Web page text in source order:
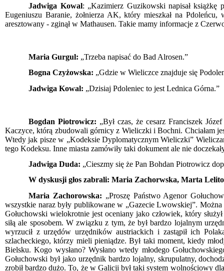
Jadwiga Kowal: „Kazimierz Guzikowski napisał
Eugeniuszu Baranie, żołnierza AK, który mieszkał na
aresztowany - zginął w Mathausen. Takie mamy informacje z
Maria Gurgul: „Trzeba napisać do Bad Alrosen.”
Bogna Czyżowska: „Gdzie w Wieliczce znajduje się
Jadwiga Kowal: „Dzisiaj Pdoleniec to jest Lednica Górna.”
Bogdan Piotrowicz: „Był czas, że cesarz Franciszek
Kaczyce, którą zbudowali górnicy z Wieliczki i Bochni. Chciałam
Wtedy jak pisze w „Kodeksie Dyplomatycznym Wieliczki”
tego Kodeksu. Inne miasta zamówiły taki dokument ale nie
Jadwiga Duda: „Cieszmy się że Pan Bohdan Piotrowicz
W dyskusji głos zabrali: Maria Zachorwska, Marta
Maria Zachorowska: „Proszę Państwo Agenor
wszystkie naraz były publikowane w „Gazecie Lwowskiej”.
Gołuchowski wielokrotnie jest oceniany jako człowiek, który
siłą ale sposobem. W związku z tym, że był bardzo lojalnym
wyrzucił z urzędów urzędników austriackich i zastąpił ich
szlacheckiego, którzy mieli pieniądze. Był taki moment, kiedy
Bielsku. Kogo wysłano? Wysłano wtedy młodego
Gołuchowski był jako urzędnik bardzo lojalny, skrupulatny,
zrobił bardzo dużo. To, że w Galicji był taki system wolnościowy